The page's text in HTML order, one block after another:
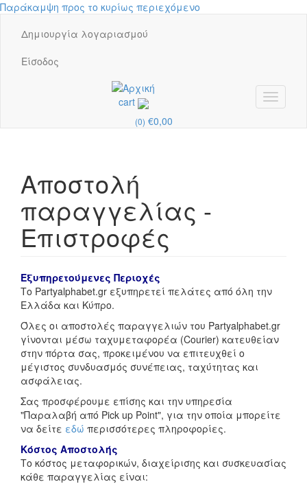
Παράκαμψη προς το κυρίως περιεχόμενο
Δημιουργία λογαριασμού
Είσοδος
Toggle
cart
(0) €0,00
Αποστολή
παραγγελίας -
Επιστροφές
Εξυπηρετούμενες Περιοχές
Το Partyalphabet.gr εξυπηρετεί πελάτες από όλη την
Ελλάδα και Κύπρο.
Όλες οι αποστολές παραγγελιών του Partyalphabet.gr
γίνονται μέσω ταχυμεταφορέα (Courier) κατευθείαν
στην πόρτα σας, προκειμένου να επιτευχθεί ο
μέγιστος συνδυασμός συνέπειας, ταχύτητας και
ασφάλειας.
Σας προσφέρουμε επίσης και την υπηρεσία
"Παραλαβή από Pick up Point", για την οποία μπορείτε
να δείτε εδώ περισσότερες πληροφορίες.
Κόστος Αποστολής
Το κόστος μεταφορικών, διαχείρισης και συσκευασίας
κάθε παραγγελίας είναι: